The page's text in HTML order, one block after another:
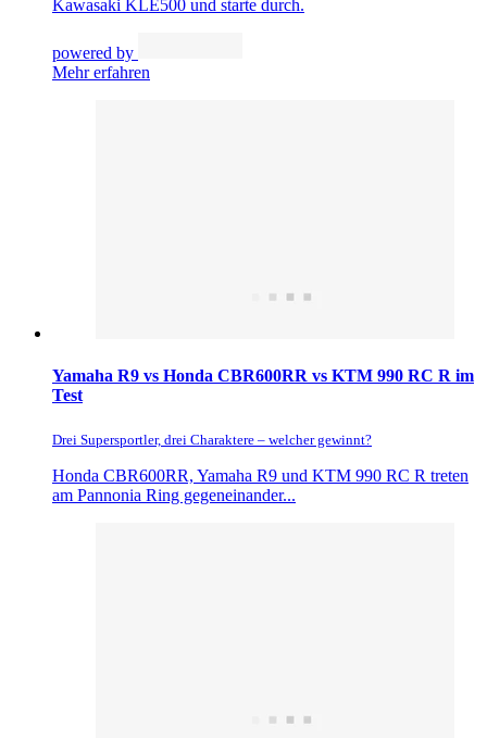
Kawasaki KLE500 und starte durch.
powered by
Mehr erfahren
Yamaha R9 vs Honda CBR600RR vs KTM 990 RC R im
Test
Drei Supersportler, drei Charaktere – welcher gewinnt?
Honda CBR600RR, Yamaha R9 und KTM 990 RC R treten
am Pannonia Ring gegeneinander...